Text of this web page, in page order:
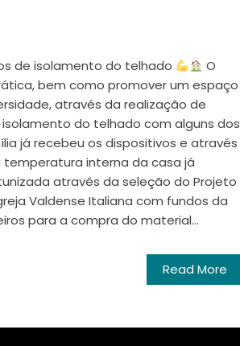
de isolamento do telhado
O
bem como promover um espaço
através da realização de
do telhado com alguns dos
já recebeu os dispositivos e através
interna da casa já
através da seleção do Projeto
Valdense Italiana com fundos da
para a compra do material...
Read More